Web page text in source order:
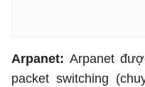
Arpanet:Arpanet
packet switching